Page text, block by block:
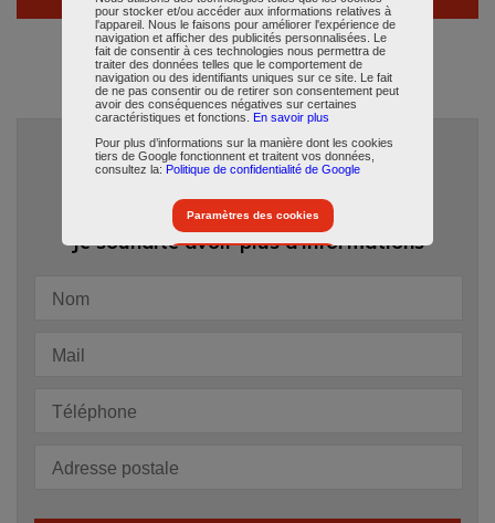
Cela m'inspire
Je souhaite avoir plus d'informations
pour stocker et/ou accéder aux informations relatives à
l'appareil. Nous le faisons pour améliorer l'expérience de
navigation et afficher des publicités personnalisées. Le
fait de consentir à ces technologies nous permettra de
traiter des données telles que le comportement de
navigation ou des identifiants uniques sur ce site. Le fait
de ne pas consentir ou de retirer son consentement peut
avoir des conséquences négatives sur certaines
caractéristiques et fonctions. En savoir plus
Pour plus d’informations sur la manière dont les cookies
tiers de Google fonctionnent et traitent vos données,
consultez la: Politique de confidentialité de Google
Paramètres des cookies